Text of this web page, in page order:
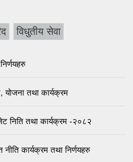
विधुतीय सेवा
तथा कार्यक्रम
तथा कार्यक्रम -२०८२
कार्यक्रम तथा निर्णयहरु